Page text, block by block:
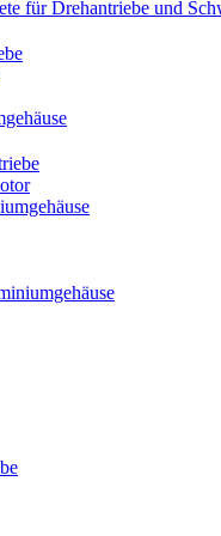
für Drehantriebe und